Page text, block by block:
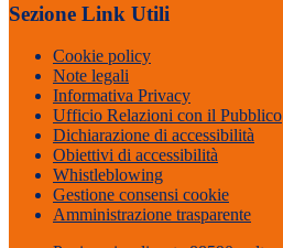
Sezione Link Utili
Cookie policy
Note legali
Informativa Privacy
Ufficio Relazioni con il Pubblico
Dichiarazione di accessibilità
Obiettivi di accessibilità
Whistleblowing
Gestione consensi cookie
Amministrazione trasparente